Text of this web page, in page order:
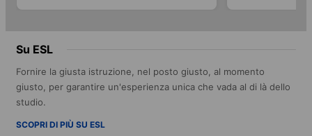
Su ESL
Fornire la giusta istruzione, nel posto giusto, al momento
giusto, per garantire un'esperienza unica che vada al di là dello
studio.
SCOPRI DI PIÙ SU ESL